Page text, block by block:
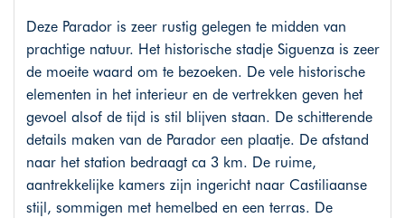
Deze Parador is zeer rustig gelegen te midden van
prachtige natuur. Het historische stadje Siguenza is zeer
de moeite waard om te bezoeken. De vele historische
elementen in het interieur en de vertrekken geven het
gevoel alsof de tijd is stil blijven staan. De schitterende
details maken van de Parador een plaatje. De afstand
naar het station bedraagt ca 3 km. De ruime,
aantrekkelijke kamers zijn ingericht naar Castiliaanse
stijl, sommigen met hemelbed en een terras. De